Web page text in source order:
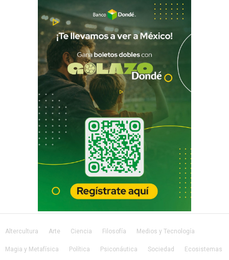
Altercultura Arte Ciencia Filosofía Medios y Tecnología
Magia y Metafísica Política Psiconáutica Sociedad Ecosistemas